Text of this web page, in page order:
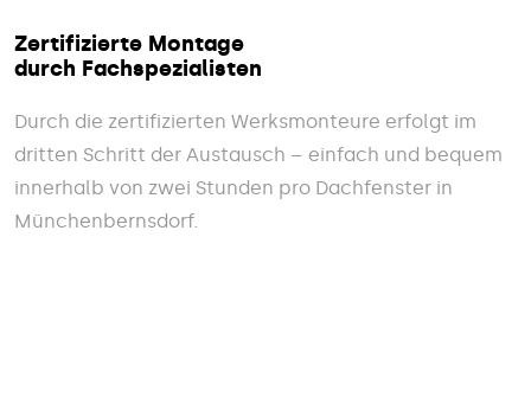
Zertifizierte Montage
durch Fachspezialisten
Durch die zertifizierten Werksmonteure erfolgt im
dritten Schritt der Austausch – einfach und bequem
innerhalb von zwei Stunden pro Dachfenster in
Münchenbernsdorf.